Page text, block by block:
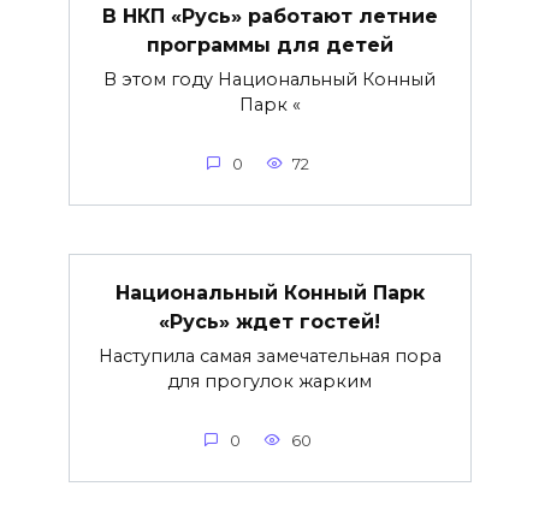
В НКП «Русь» работают летние
программы для детей
В этом году Национальный Конный
Парк «
0 72
Национальный Конный Парк
«Русь» ждет гостей!
Наступила самая замечательная пора
для прогулок жарким
0 60